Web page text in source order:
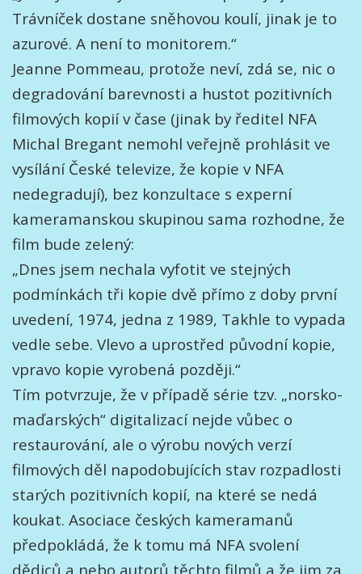
Trávníček dostane sněhovou koulí, jinak je to
azurové. A není to monitorem.“
Jeanne Pommeau, protože neví, zdá se, nic o
degradování barevnosti a hustot pozitivních
filmových kopií v čase (jinak by ředitel NFA
Michal Bregant nemohl veřejně prohlásit ve
vysílání České televize, že kopie v NFA
nedegradují), bez konzultace s experní
kameramanskou skupinou sama rozhodne, že
film bude zelený:
„Dnes jsem nechala vyfotit ve stejných
podmínkách tři kopie dvě přímo z doby první
uvedení, 1974, jedna z 1989, Takhle to vypada
vedle sebe. Vlevo a uprostřed původní kopie,
vpravo kopie vyrobená později.“
Tím potvrzuje, že v případě série tzv. „norsko-
maďarských“ digitalizací nejde vůbec o
restaurování, ale o výrobu nových verzí
filmových děl napodobujících stav rozpadlosti
starých pozitivních kopií, na které se nedá
koukat. Asociace českých kameramanů
předpokládá, že k tomu má NFA svolení